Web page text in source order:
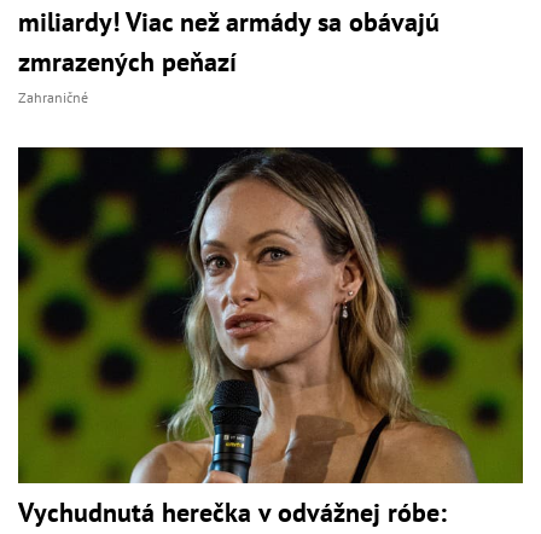
miliardy! Viac než armády sa obávajú
zmrazených peňazí
Zahraničné
Vychudnutá herečka v odvážnej róbe: